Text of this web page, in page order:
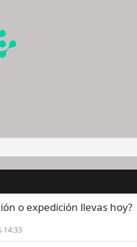
o expedición llevas hoy?
14:33